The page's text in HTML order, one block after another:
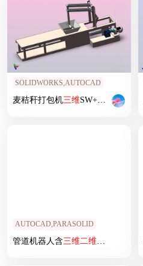
SOLIDWORKS,AUTOCAD
麦秸秆打包机三维SW+二维CAD
AUTOCAD,PARASOLID
管道机器人含三维二维说明书